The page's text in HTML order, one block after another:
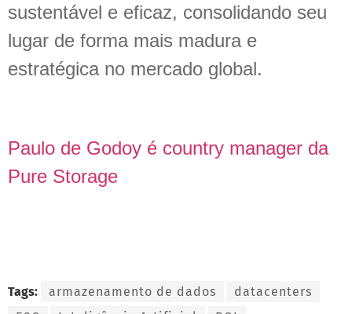
sustentável e eficaz, consolidando seu
lugar de forma mais madura e
estratégica no mercado global.
Paulo de Godoy é country manager da
Pure Storage
Tags: armazenamento de dados
datacenters